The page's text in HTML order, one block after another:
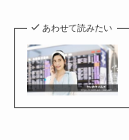
あわせて読みたい